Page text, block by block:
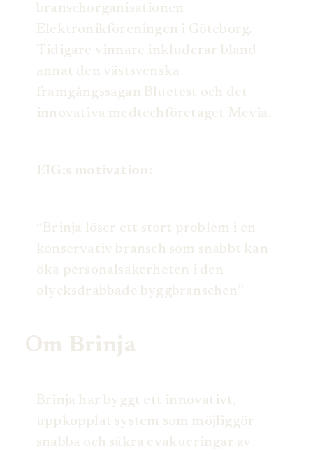
branschorganisationen
Elektronikföreningen i Göteborg.
Tidigare vinnare inkluderar bland
annat den västsvenska
framgångssagan Bluetest och det
innovativa medtechföretaget Mevia.
EIG:s motivation:
“Brinja löser ett stort problem i en
konservativ bransch som snabbt kan
öka personalsäkerheten i den
olycksdrabbade byggbranschen”
Om Brinja
Brinja har byggt ett innovativt,
uppkopplat system som möjliggör
snabba och säkra evakueringar av